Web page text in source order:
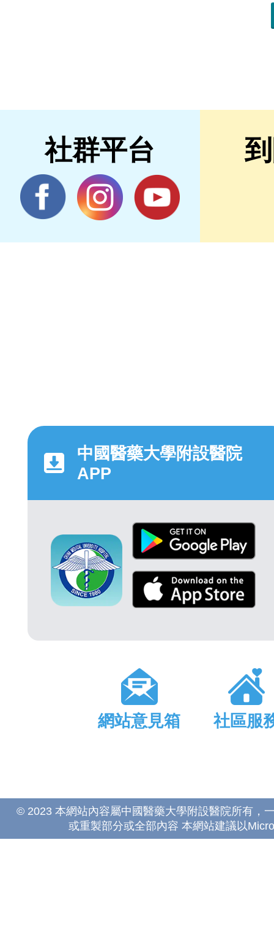
社群平台
中國醫藥大學附設醫院
APP
網站意見箱 社區服
© 2023 本網站內容屬中國醫藥大學附設醫院所有，
或重製部分或全部內容 本網站建議以